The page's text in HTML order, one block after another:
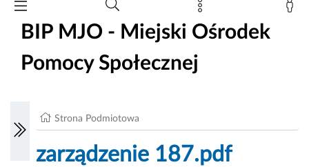
BIP MJO - Miejski Ośrodek
Pomocy Społecznej
Strona Podmiotowa
zarządzenie 187.pdf